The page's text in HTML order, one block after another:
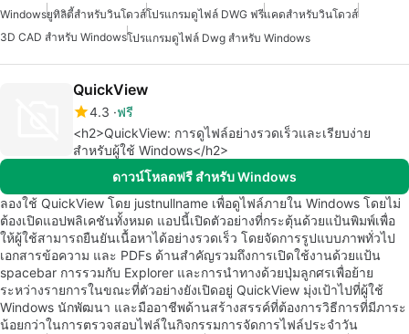
Windowsยูทิลิตี้สำหรับวินโดวส์โปรแกรมดูไฟล์ DWG ฟรีแคดสำหรับวินโดวส์
3D CAD สำหรับ Windowsโปรแกรมดูไฟล์ Dwg สำหรับ Windows
QuickView
4.3 ฟรี
<h2>QuickView: การดูไฟล์อย่างรวดเร็วและเรียบง่าย
สำหรับผู้ใช้ Windows</h2>
ดาวน์โหลดฟรี สำหรับ Windows
ลองใช้ QuickView โดย justnullname เพื่อดูไฟล์ภายใน Windows โดยไม่
ต้องเปิดแอปพลิเคชันทั้งหมด แอปนี้เปิดตัวอย่างที่กระตุ้นด้วยแป้นพิมพ์เพื่อ
ให้ผู้ใช้สามารถยืนยันเนื้อหาได้อย่างรวดเร็ว โดยจัดการรูปแบบภาพทั่วไป
เอกสารข้อความ และ PDFs ด้านสำคัญรวมถึงการเปิดใช้งานด้วยแป้น
spacebar การรวมกับ Explorer และการนำทางด้วยปุ่มลูกศรเพื่อย้าย
ระหว่างรายการในขณะที่ตัวอย่างยังเปิดอยู่ QuickView มุ่งเป้าไปที่ผู้ใช้
Windows นักพัฒนา และมืออาชีพด้านสร้างสรรค์ที่ต้องการวิธีการที่มีภาระ
น้อยกว่าในการตรวจสอบไฟล์ในกิจกรรมการจัดการไฟล์ประจำวัน